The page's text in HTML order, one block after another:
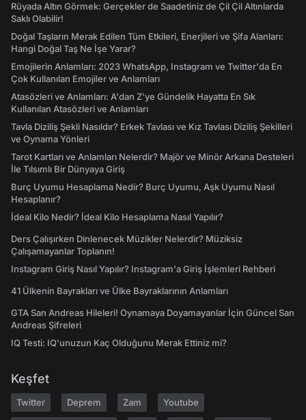
Rüyada Altın Görmek: Gerçekler de Saadetiniz de Çil Çil Altınlarda
Saklı Olabilir!
Doğal Taşların Merak Edilen Tüm Etkileri, Enerjileri ve Şifa Alanları:
Hangi Doğal Taş Ne İşe Yarar?
Emojilerin Anlamları: 2023 WhatsApp, Instagram ve Twitter'da En
Çok Kullanılan Emojiler ve Anlamları
Atasözleri ve Anlamları: A'dan Z'ye Gündelik Hayatta En Sık
Kullanılan Atasözleri ve Anlamları
Tavla Diziliş Şekli Nasıldır? Erkek Tavlası ve Kız Tavlası Diziliş Şekilleri
ve Oynama Yönleri
Tarot Kartları ve Anlamları Nelerdir? Majör ve Minör Arkana Desteleri
İle Tılsımlı Bir Dünyaya Giriş
Burç Uyumu Hesaplama Nedir? Burç Uyumu, Aşk Uyumu Nasıl
Hesaplanır?
İdeal Kilo Nedir? İdeal Kilo Hesaplama Nasıl Yapılır?
Ders Çalışırken Dinlenecek Müzikler Nelerdir? Müziksiz
Çalışamayanlar Toplanın!
Instagram Giriş Nasıl Yapılır? Instagram'a Giriş İşlemleri Rehberi
41 Ülkenin Bayrakları ve Ülke Bayraklarının Anlamları
GTA San Andreas Hileleri! Oynamaya Doyamayanlar İçin Güncel San
Andreas Şifreleri
IQ Testi: IQ'unuzun Kaç Olduğunu Merak Ettiniz mi?
Keşfet
Twitter Deprem Zam Youtube